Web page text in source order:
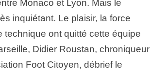
Monaco et Lyon. Mais le
inquiétant. Le plaisir, la force
ont quitté cette équipe
Didier Roustan, chroniqueur
Foot Citoyen, débrief le